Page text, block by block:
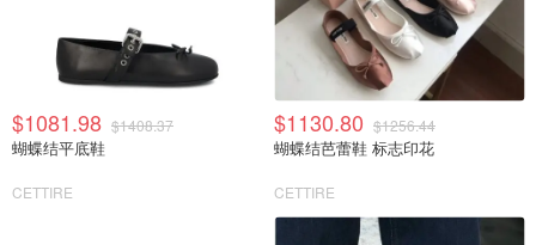
$1081.98 $1408.37
蝴蝶结平底鞋
CETTIRE
$1130.80 $1256.44
蝴蝶结芭蕾鞋 标志印花
CETTIRE